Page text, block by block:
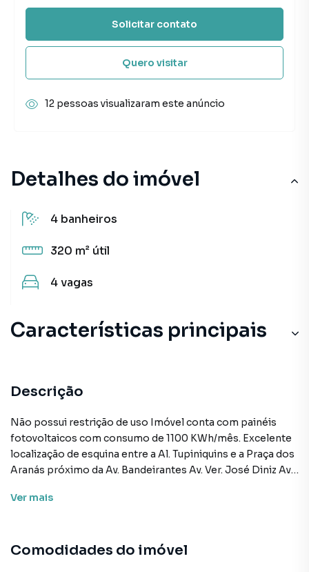
Detalhes do imóvel
4 banheiros
320 m² útil
4vagas
Características principais
Descrição
Não possui restrição de uso Imóvel conta com painéis
fotovoltaicos com consumo de 1100 KWh/mês. Excelente
localização de esquina entre a Al. Tupiniquins e a Praça dos
Aranás próximo da Av. Bandeirantes Av. Ver. José Diniz Av.
construída em perfeito estado de conservação com uma
imóvel é ideal para lojas confecções escritórios clínicas
Ver mais
Comodidades do imóvel
Solicitar contato
Quero visitar
12 pessoas visualizaram este anúncio